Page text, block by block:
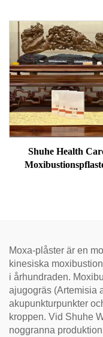
Shuhe Health
Moxa-plåster är en
kinesiska
i århundraden.
ajugogräs (Artemisia
akupunkturpunkter
kroppen. Vid Shuhe
noggranna